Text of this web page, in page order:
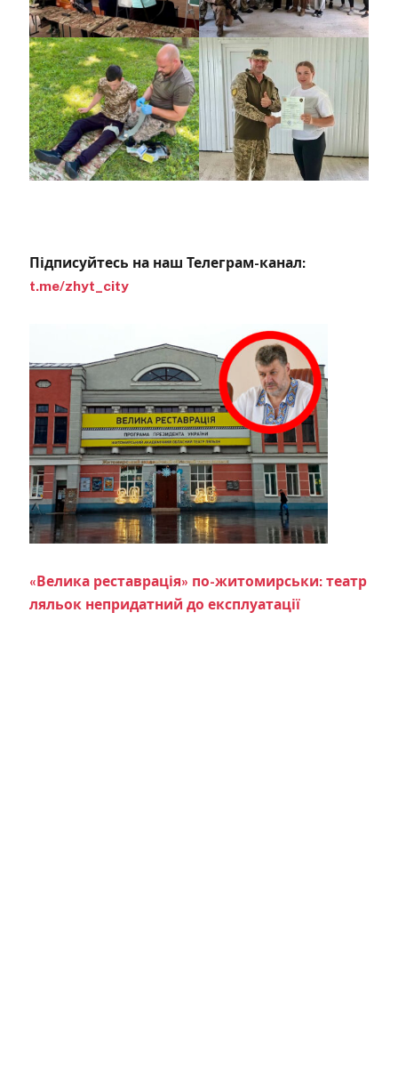
Підписуйтесь на наш Телеграм-канал:
t.me/zhyt_city
«Велика реставрація» по-житомирськи: театр
ляльок непридатний до експлуатації